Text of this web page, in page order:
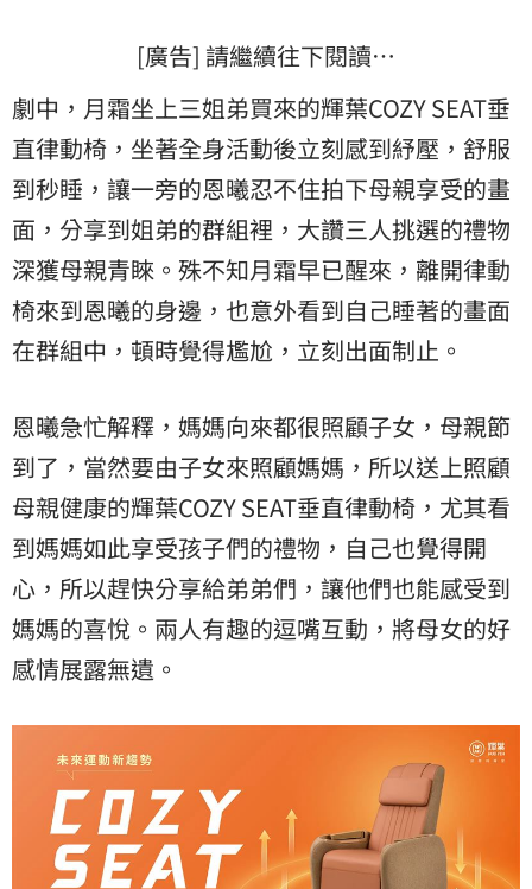
[廣告] 請繼續往下閱讀…
劇中，月霜坐上三姐弟買來的輝葉COZY SEAT垂
直律動椅，坐著全身活動後立刻感到紓壓，舒服
到秒睡，讓一旁的恩曦忍不住拍下母親享受的畫
面，分享到姐弟的群組裡，大讚三人挑選的禮物
深獲母親青睞。殊不知月霜早已醒來，離開律動
椅來到恩曦的身邊，也意外看到自己睡著的畫面
在群組中，頓時覺得尷尬，立刻出面制止。
恩曦急忙解釋，媽媽向來都很照顧子女，母親節
到了，當然要由子女來照顧媽媽，所以送上照顧
母親健康的輝葉COZY SEAT垂直律動椅，尤其看
到媽媽如此享受孩子們的禮物，自己也覺得開
心，所以趕快分享給弟弟們，讓他們也能感受到
媽媽的喜悅。兩人有趣的逗嘴互動，將母女的好
感情展露無遺。